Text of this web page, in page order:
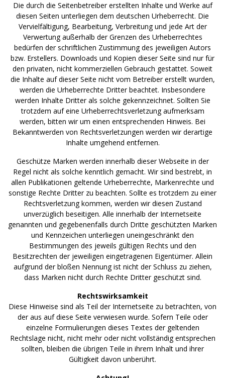
Die durch die Seitenbetreiber erstellten Inhalte und Werke auf
diesen Seiten unterliegen dem deutschen Urheberrecht. Die
Vervielfältigung, Bearbeitung, Verbreitung und jede Art der
Verwertung außerhalb der Grenzen des Urheberrechtes
bedürfen der schriftlichen Zustimmung des jeweiligen Autors
bzw. Erstellers. Downloads und Kopien dieser Seite sind nur für
den privaten, nicht kommerziellen Gebrauch gestattet. Soweit
die Inhalte auf dieser Seite nicht vom Betreiber erstellt wurden,
werden die Urheberrechte Dritter beachtet. Insbesondere
werden Inhalte Dritter als solche gekennzeichnet. Sollten Sie
trotzdem auf eine Urheberrechtsverletzung aufmerksam
werden, bitten wir um einen entsprechenden Hinweis. Bei
Bekanntwerden von Rechtsverletzungen werden wir derartige
Inhalte umgehend entfernen.
Geschütze Marken werden innerhalb dieser Webseite in der
Regel nicht als solche kenntlich gemacht. Wir sind bestrebt, in
allen Publikationen geltende Urheberrechte, Markenrechte und
sonstige Rechte Dritter zu beachten. Sollte es trotzdem zu einer
Rechtsverletzung kommen, werden wir diesen Zustand
unverzüglich beseitigen. Alle innerhalb der Internetseite
genannten und gegebenenfalls durch Dritte geschützten Marken
und Kennzeichen unterliegen uneingeschränkt den
Bestimmungen des jeweils gültigen Rechts und den
Besitzrechten der jeweiligen eingetragenen Eigentümer. Allein
aufgrund der bloßen Nennung ist nicht der Schluss zu ziehen,
dass Marken nicht durch Rechte Dritter geschützt sind.
Rechtswirksamkeit
Diese Hinweise sind als Teil der Internetseite zu betrachten, von
der aus auf diese Seite verwiesen wurde. Sofern Teile oder
einzelne Formulierungen dieses Textes der geltenden
Rechtslage nicht, nicht mehr oder nicht vollständig entsprechen
sollten, bleiben die übrigen Teile in ihrem Inhalt und ihrer
Gültigkeit davon unberührt.